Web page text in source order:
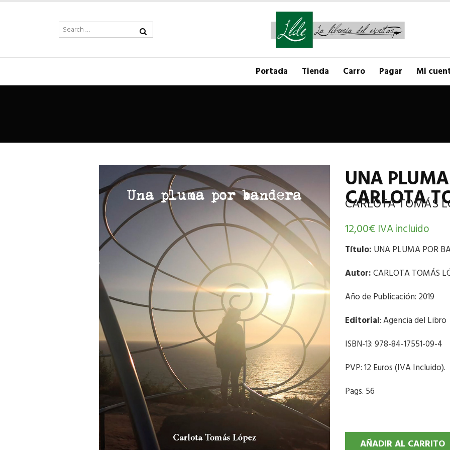
Portada Tienda Carro Pagar Mi
UNA
CARLOTA
CARLOTA TOMÁS
12,00€ IVA incluido
Título: UNA PLUMA POR
Autor:CARLOTA TOMÁS
Año de Publicación: 2019
Editorial: Agencia del Libro
ISBN-13: 978-84-17551-09-4
PVP: 12 Euros (IVA Incluido).
Pags. 56
AÑADIR AL CARRITO